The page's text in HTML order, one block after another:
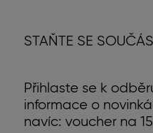
STAŇTE SE
Přihlaste se k
informace o
navíc: voucher na